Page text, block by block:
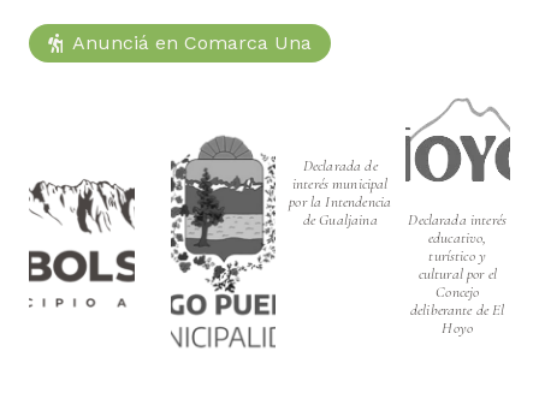
Anunciá en Comarca Una
Declarada de
interés municipal
por la Intendencia
de Gualjaina
Declarada interés
educativo,
turístico y
cultural por el
Concejo
deliberante de El
Hoyo